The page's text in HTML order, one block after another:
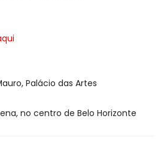
Palácio das Artes
no centro de Belo Horizonte